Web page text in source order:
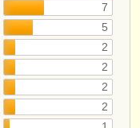
7
5
2
2
2
2